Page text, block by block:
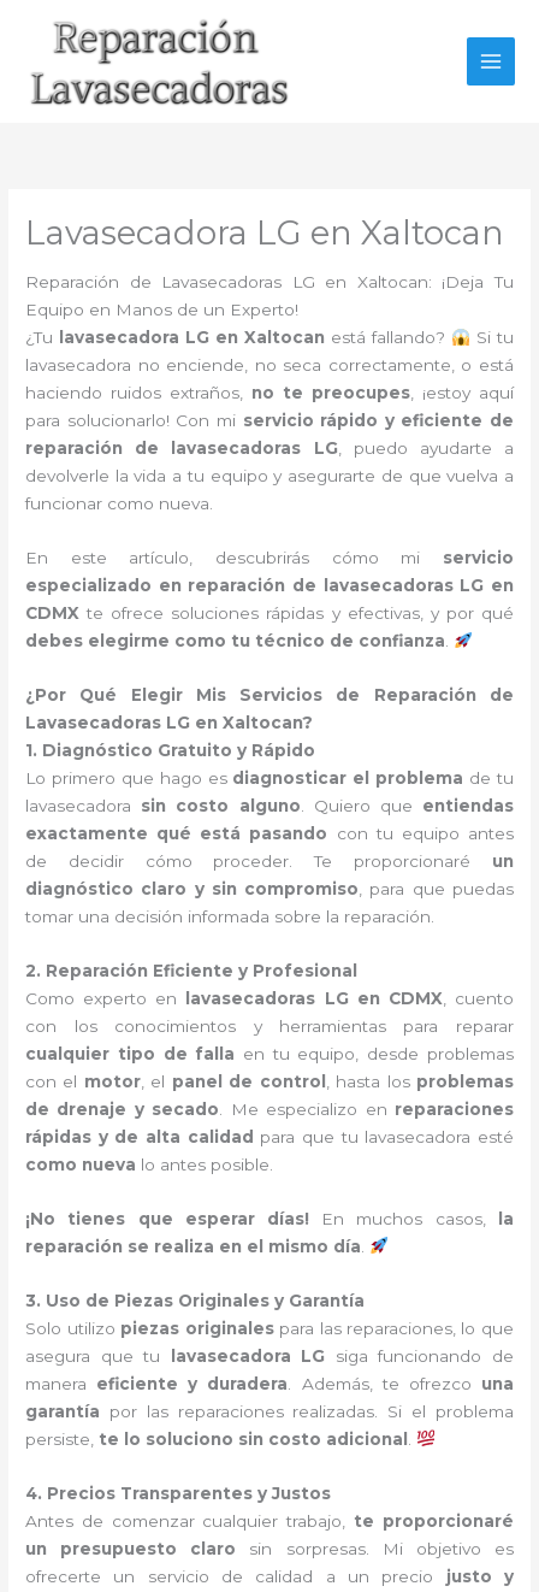
Lavasecadora LG en Xaltocan
Reparación de Lavasecadoras LG en Xaltocan: ¡Deja Tu
Equipo en Manos de un Experto!
¿Tu
lavasecadora LG en Xaltocan está fallando?
Si tu
lavasecadora no enciende, no seca correctamente, o está
haciendo ruidos extraños, no te preocupes, ¡estoy aquí
para solucionarlo! Con mi servicio rápido y eficiente de
reparación de lavasecadoras LG, puedo ayudarte a
devolverle la vida a tu equipo y asegurarte de que vuelva a
funcionar como nueva.
En este artículo, descubrirás cómo mi servicio
especializado en reparación de lavasecadoras LG en
CDMX te ofrece soluciones rápidas y efectivas, y por qué
debes elegirme como tu técnico de confianza
¿Por Qué Elegir Mis Servicios de Reparación de
Lavasecadoras LG en Xaltocan?
1. Diagnóstico Gratuito y Rápido
Lo primero que hago es diagnosticar el problema de tu
lavasecadora sin costo alguno . Quiero que entiendas
exactamente qué está pasando con tu equipo antes
de decidir cómo proceder. Te proporcionaré un
diagnóstico claro y sin compromiso , para que puedas
tomar una decisión informada sobre la reparación.
2. Reparación Eficiente y Profesional
Como experto en
lavasecadoras LG en CDMX , cuento
con los conocimientos y herramientas para reparar
cualquier tipo de falla en tu equipo, desde problemas
con el motor, el panel de control , hasta los problemas
de drenaje y secado . Me especializo en reparaciones
rápidas y de alta calidad para que tu lavasecadora esté
como nueva lo antes posible.
¡No tienes que esperar días! En muchos casos,
la
reparación se realiza en el mismo día
3. Uso de Piezas Originales y Garantía
Solo utilizo piezas originalespara las reparaciones, lo que
asegura que tu
lavasecadora LG siga funcionando de
manera eficiente y duradera . Además, te ofrezco una
garantía por las reparaciones realizadas. Si el problema
persiste, te lo soluciono sin costo adicional
4. Precios Transparentes y Justos
Antes de comenzar cualquier trabajo, te proporcionaré
un presupuesto claro sin sorpresas. Mi objetivo es
ofrecerte un servicio de calidad a un precio justo y